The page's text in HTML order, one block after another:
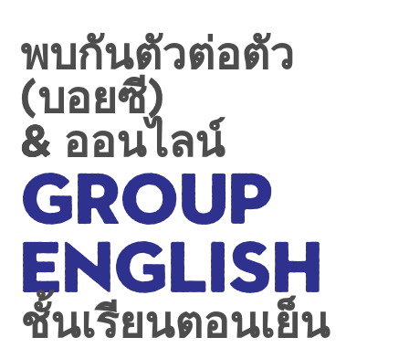
พบกันตัวต่อตัว
(บอยซี)
& ออนไลน์
Group
English
ชั้นเรียนตอนเย็น